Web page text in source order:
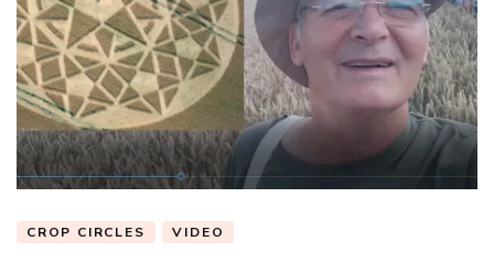
CROP CIRCLES VIDEO